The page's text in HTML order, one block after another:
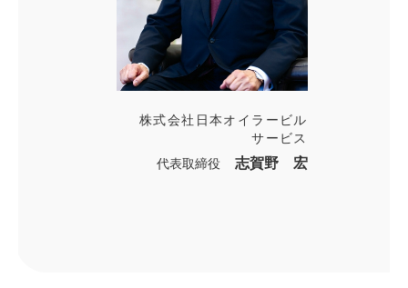
株式会社日本オイラービル
サービス
代表取締役志賀野 宏